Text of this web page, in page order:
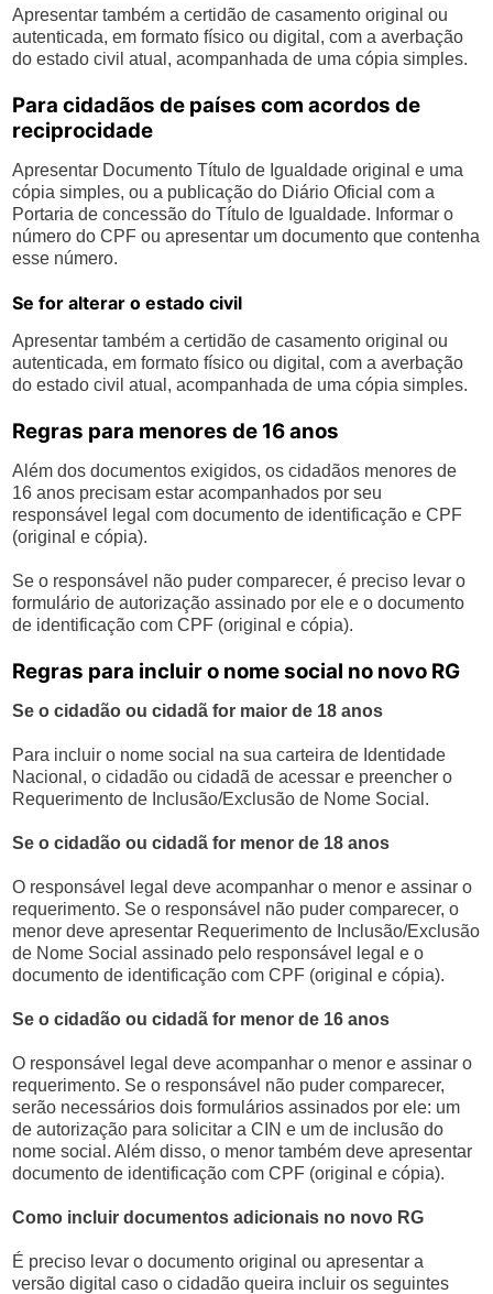
Apresentar também a certidão de casamento original ou
autenticada, em formato físico ou digital, com a averbação
do estado civil atual, acompanhada de uma cópia simples.
Para cidadãos de países com acordos de
reciprocidade
Apresentar Documento Título de Igualdade original e uma
cópia simples, ou a publicação do Diário Oficial com a
Portaria de concessão do Título de Igualdade. Informar o
número do CPF ou apresentar um documento que contenha
esse número.
Se for alterar o estado civil
Apresentar também a certidão de casamento original ou
autenticada, em formato físico ou digital, com a averbação
do estado civil atual, acompanhada de uma cópia simples.
Regras para menores de 16 anos
Além dos documentos exigidos, os cidadãos menores de
16 anos precisam estar acompanhados por seu
responsável legal com documento de identificação e CPF
(original e cópia).
Se o responsável não puder comparecer, é preciso levar o
formulário de autorização assinado por ele e o documento
de identificação com CPF (original e cópia).
Regras para incluir o nome social no novo RG
Se o cidadão ou cidadã for maior de 18 anos
Para incluir o nome social na sua carteira de Identidade
Nacional, o cidadão ou cidadã de acessar e preencher o
Requerimento de Inclusão/Exclusão de Nome Social.
Se o cidadão ou cidadã for menor de 18 anos
O responsável legal deve acompanhar o menor e assinar o
requerimento. Se o responsável não puder comparecer, o
menor deve apresentar Requerimento de Inclusão/Exclusão
de Nome Social assinado pelo responsável legal e o
documento de identificação com CPF (original e cópia).
Se o cidadão ou cidadã for menor de 16 anos
O responsável legal deve acompanhar o menor e assinar o
requerimento. Se o responsável não puder comparecer,
serão necessários dois formulários assinados por ele: um
de autorização para solicitar a CIN e um de inclusão do
nome social. Além disso, o menor também deve apresentar
documento de identificação com CPF (original e cópia).
Como incluir documentos adicionais no novo RG
É preciso levar o documento original ou apresentar a
versão digital caso o cidadão queira incluir os seguintes